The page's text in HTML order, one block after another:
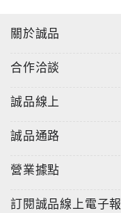
關於誠品
合作洽談
誠品線上
誠品通路
營業據點
訂閱誠品線上電子報